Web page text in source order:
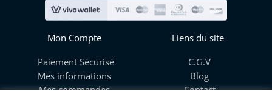
Mon Compte
Paiement Sécurisé
Mes informations
Mes commandes
Liens du site
C.G.V
Blog
Contact